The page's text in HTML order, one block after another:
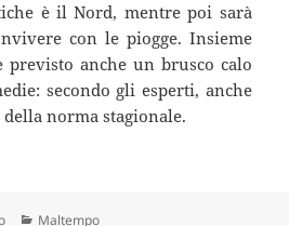
è il Nord, mentre poi sarà
con le piogge. Insieme
previsto anche un brusco calo
secondo gli esperti, anche
norma stagionale.
Categorie
Maltempo